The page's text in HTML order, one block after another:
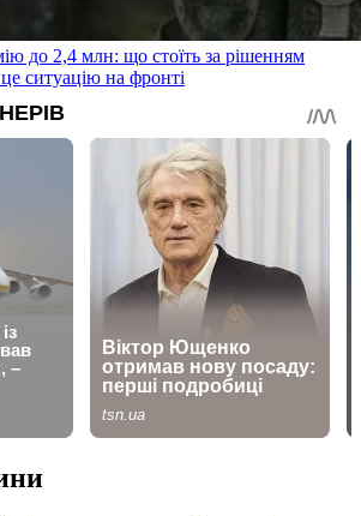
до 2,4 млн: що стоїть за рішенням
ситуацію на фронті